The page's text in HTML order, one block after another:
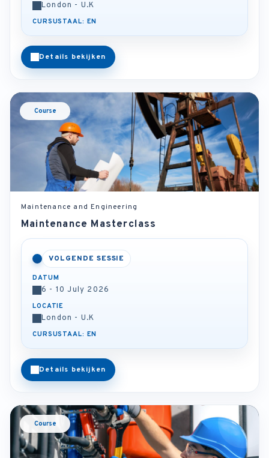
London - U.K
CURSUSTAAL: EN
Details bekijken
Course
Maintenance and Engineering
Maintenance Masterclass
VOLGENDE SESSIE
DATUM
6 - 10 July 2026
LOCATIE
London - U.K
CURSUSTAAL: EN
Details bekijken
Course